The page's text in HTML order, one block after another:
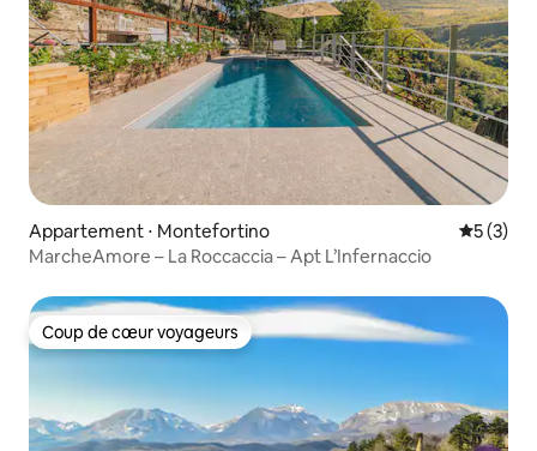
Appartement ⋅ Montefortino
5 (3)
MarcheAmore – La Roccaccia – Apt L’Infernaccio
Coup de cœur voyageurs
Coup de cœur voyageurs